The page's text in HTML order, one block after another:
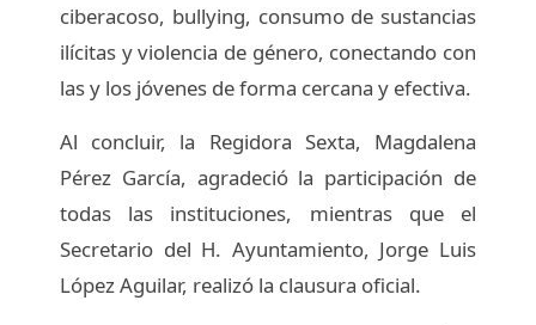
ciberacoso, bullying, consumo de sustancias
ilícitas y violencia de género, conectando con
las y los jóvenes de forma cercana y efectiva.
Al concluir, la Regidora Sexta, Magdalena
Pérez García, agradeció la participación de
todas las instituciones, mientras que el
Secretario del H. Ayuntamiento, Jorge Luis
López Aguilar, realizó la clausura oficial.